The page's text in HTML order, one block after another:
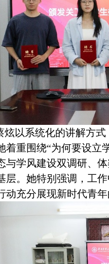
炫以系统化的讲解方
着重围绕“为何要设
与学风建设双调研、
。 她特别强调，工
动充分展现新时代青